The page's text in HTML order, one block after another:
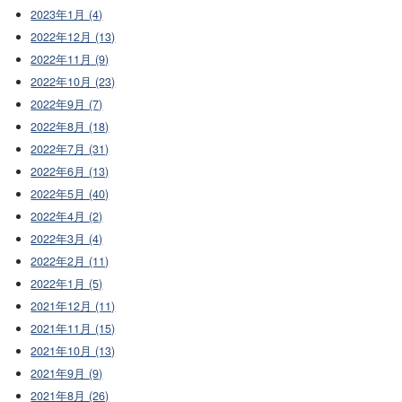
2023年1月 (4)
2022年12月 (13)
2022年11月 (9)
2022年10月 (23)
2022年9月 (7)
2022年8月 (18)
2022年7月 (31)
2022年6月 (13)
2022年5月 (40)
2022年4月 (2)
2022年3月 (4)
2022年2月 (11)
2022年1月 (5)
2021年12月 (11)
2021年11月 (15)
2021年10月 (13)
2021年9月 (9)
2021年8月 (26)